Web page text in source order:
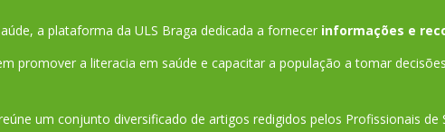
a plataforma da ULS Braga dedicada a fornecer informações e
promover a literacia em saúde e capacitar a população a tomar
um conjunto diversificado de artigos redigidos pelos Profissionais